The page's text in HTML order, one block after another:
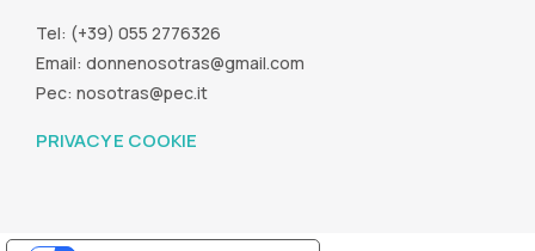
Tel: (+39) 055 2776326
Email: donnenosotras@gmail.com
Pec: nosotras@pec.it
PRIVACY E COOKIE